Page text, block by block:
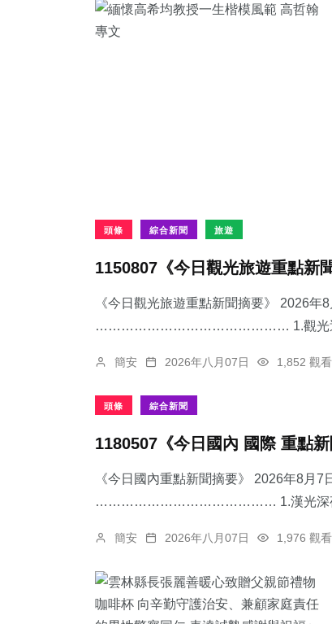
頭條 綜合新聞 旅遊
1150807《今日觀光旅遊重點新
《今日觀光旅遊重點新聞摘要》 2026
……………………………………… 1.觀光逆差
簡安 2026年八月07日 1,852 觀看
頭條 綜合新聞
1180507《今日國內 國際 重點新
《今日國內重點新聞摘要》 2026年8月
…………………………………… 1.漢光深夜演
簡安 2026年八月07日 1,976 觀看